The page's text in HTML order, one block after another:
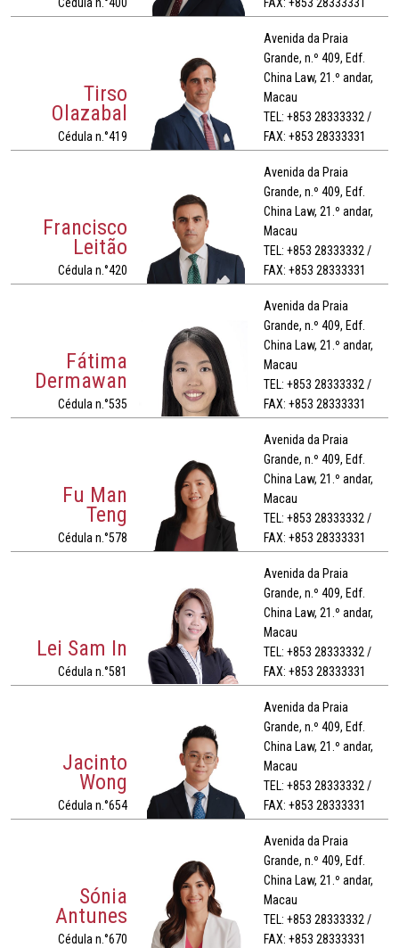
Tirso
Olazabal
Cédula n.°419
Avenida da Praia
Grande, n.º 409, Edf.
China Law, 21.º andar,
Macau
TEL: +853 28333332 /
FAX: +853 28333331
Francisco
Leitão
Cédula n.°420
Avenida da Praia
Grande, n.º 409, Edf.
China Law, 21.º andar,
Macau
TEL: +853 28333332 /
FAX: +853 28333331
Fátima
Dermawan
Cédula n.°535
Avenida da Praia
Grande, n.º 409, Edf.
China Law, 21.º andar,
Macau
TEL: +853 28333332 /
FAX: +853 28333331
Fu Man
Teng
Cédula n.°578
Avenida da Praia
Grande, n.º 409, Edf.
China Law, 21.º andar,
Macau
TEL: +853 28333332 /
FAX: +853 28333331
Lei Sam In
Cédula n.°581
Avenida da Praia
Grande, n.º 409, Edf.
China Law, 21.º andar,
Macau
TEL: +853 28333332 /
FAX: +853 28333331
Jacinto
Wong
Cédula n.°654
Avenida da Praia
Grande, n.º 409, Edf.
China Law, 21.º andar,
Macau
TEL: +853 28333332 /
FAX: +853 28333331
Sónia
Antunes
Cédula n.°670
Avenida da Praia
Grande, n.º 409, Edf.
China Law, 21.º andar,
Macau
TEL: +853 28333332 /
FAX: +853 28333331